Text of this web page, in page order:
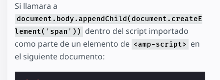
Si llamara a
document.body.appendChild(document.createE
lement('span'))
dentro del script importado
como parte de un elemento de <amp-script> en
el siguiente documento: